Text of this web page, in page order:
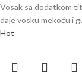
Vosak sa dodatkom
daje vosku mekoću i
Hot